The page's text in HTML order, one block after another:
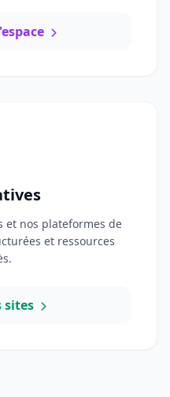
et nos plateformes de
et ressources
sites